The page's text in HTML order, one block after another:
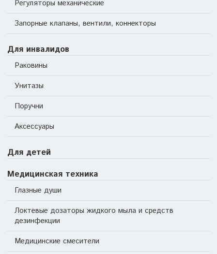
Регуляторы механические
Запорные клапаны, вентили, коннекторы
Для инвалидов
Раковины
Унитазы
Поручни
Аксессуары
Для детей
Медицинская техника
Глазные души
Локтевые дозаторы жидкого мыла и средств
дезинфекции
Медицинские смесители